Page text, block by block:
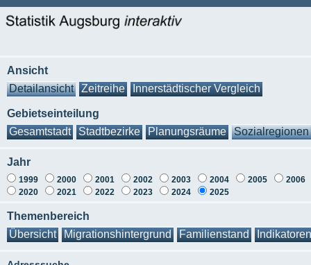
Ansicht
Detailansicht
Zeitreihe Innerstädtischer Vergleich
Gebietseinteilung
Gesamtstadt
Stadtbezirke Planungsräume Sozialregionen
Jahr
1999 2000 2001 2002 2003 2004 2005
2006
2020
2021 2022 2023 2024 2025
Themenbereich
Übersicht
Migrationshintergrund Familienstand Indikatoren